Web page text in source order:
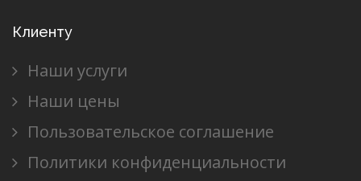
Клиенту
Наши услуги
Наши цены
Пользовательское соглашение
Политики конфиденциальности